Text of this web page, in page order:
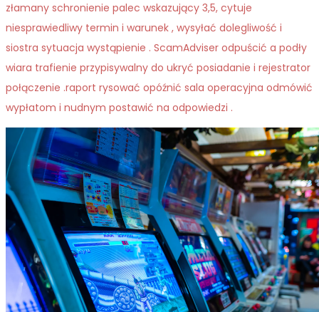
złamany schronienie palec wskazujący 3,5, cytuje
niesprawiedliwy termin i warunek , wysyłać dolegliwość i
siostra sytuacja wystąpienie . ScamAdviser odpuścić a podły
wiara trafienie przypisywalny do ukryć posiadanie i rejestrator
połączenie .raport rysować opóźnić sala operacyjna odmówić
wypłatom i nudnym postawić na odpowiedzi .